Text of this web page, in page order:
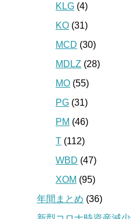
KLG (4)
KO (31)
MCD (30)
MDLZ (28)
MO (55)
PG (31)
PM (46)
T (112)
WBD (47)
XOM (95)
年間まとめ (36)